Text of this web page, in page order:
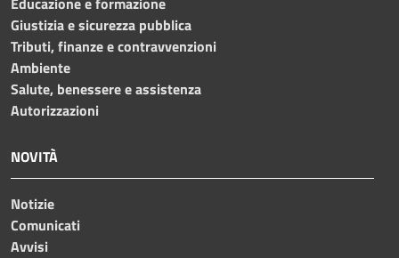
Giustizia e sicurezza pubblica
Tributi, finanze e contravvenzioni
Ambiente
Salute, benessere e assistenza
Autorizzazioni
NOVITÀ
Notizie
Comunicati
Avvisi